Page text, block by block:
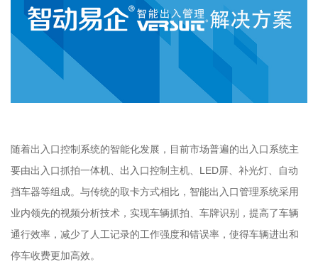
随着出入口控制系统的智能化发展，目前市场普遍的出入口系统主
要由出入口抓拍一体机、出入口控制主机、LED屏、补光灯、自动
挡车器等组成。与传统的取卡方式相比，智能出入口管理系统采用
业内领先的视频分析技术，实现车辆抓拍、车牌识别，提高了车辆
通行效率，减少了人工记录的工作强度和错误率，使得车辆进出和
停车收费更加高效。